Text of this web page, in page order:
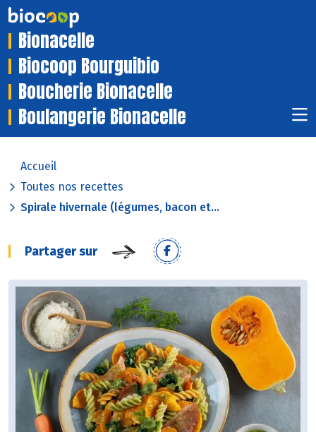
Bionacelle
Biocoop Bourguibio
Boucherie Bionacelle
Boulangerie Bionacelle
Accueil
Toutes nos recettes
Spirale hivernale (légumes, bacon et...
Partager sur